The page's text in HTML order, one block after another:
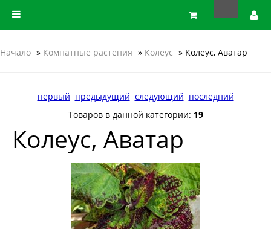
Начало » Комнатные растения » Колеус » Колеус, Аватар
первый предыдущий следующий последний
Товаров в данной категории: 19
Колеус, Аватар